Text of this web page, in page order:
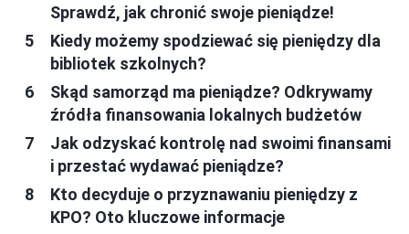
Sprawdź, jak chronić swoje pieniądze!
Kiedy możemy spodziewać się pieniędzy dla
bibliotek szkolnych?
Skąd samorząd ma pieniądze? Odkrywamy
źródła finansowania lokalnych budżetów
Jak odzyskać kontrolę nad swoimi finansami
i przestać wydawać pieniądze?
Kto decyduje o przyznawaniu pieniędzy z
KPO? Oto kluczowe informacje